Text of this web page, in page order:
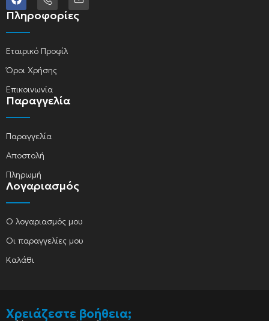
Πληροφορίες
Εταιρικό Προφίλ
Όροι Χρήσης
Επικοινωνία
Παραγγελία
Παραγγελία
Αποστολή
Πληρωμή
Λογαριασμός
Ο λογαριασμός μου
Οι παραγγελίες μου
Καλάθι
Χρειάζεστε βοήθεια;